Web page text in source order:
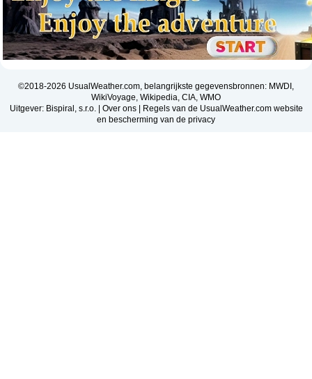
©2018-2026 UsualWeather.com, belangrijkste gegevensbronnen: MWDI,
WikiVoyage, Wikipedia, CIA, WMO
Uitgever: Bispiral, s.r.o. | Over ons| Regels van de UsualWeather.com website
en bescherming van de privacy